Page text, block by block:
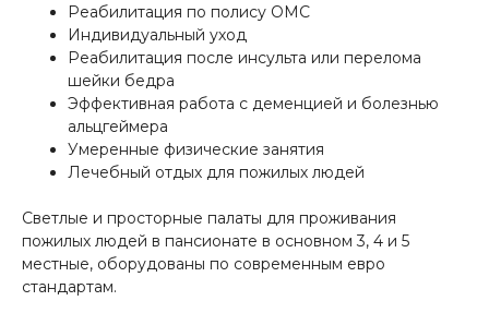
Реабилитация по полису ОМС
Индивидуальный уход
Реабилитация после инсульта или перелома
шейки бедра
Эффективная работа с деменцией и болезнью
альцгеймера
Умеренные физические занятия
Лечебный отдых для пожилых людей
Светлые и просторные палаты для проживания
пожилых людей в пансионате в основном 3, 4 и 5
местные, оборудованы по современным евро
стандартам.